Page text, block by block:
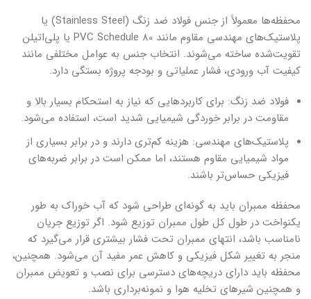
محفظه‌ها معمولاً از جنس فولاد ضد زنگ (Stainless Steel) یا
پلاستیک‌های مهندسی مقاوم مانند PVC Schedule 80 یا پلی‌اتیلن
تقویت‌شده ساخته می‌شوند. انتخاب جنس به عوامل مختلفی مانند
کیفیت آب ورودی، فشار عملیاتی و بودجه پروژه بستگی دارد.
فولاد ضد زنگ: برای کاربردهایی که نیاز به استحکام بسیار بالا و
مقاومت در برابر خوردگی شیمیایی شدید است، استفاده می‌شود.
پلاستیک‌های مهندسی: هزینه کم‌تری دارند و در برابر بسیاری از
مواد شیمیایی مقاوم هستند، اما ممکن است در برابر ضربه‌های
فیزیکی حساس‌تر باشند.
محفظه ممبران باید به گونه‌ای طراحی شود که آب خوراک به طور
یکنواخت در طول کل طول ممبران توزیع شود. اگر توزیع جریان
نامناسب باشد، انتهای ممبران تحت فشار بیشتری قرار می‌گیرد که
منجر به تغییر شکل فیزیکی و کاهش عمر مفید آن می‌شود. همچنین،
محفظه باید دارای دریچه‌های دسترسی برای نصب و تعویض ممبران
و همچنین شیرهای تخلیه هوا و نمونه‌برداری باشد.